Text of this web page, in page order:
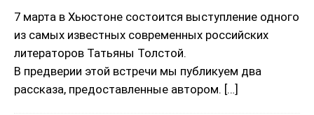
7 марта в Хьюстоне состоится выступление одного
из самых известных современных российских
литераторов Татьяны Толстой.
В предверии этой встречи мы публикуем два
рассказа, предоставленные автором. […]